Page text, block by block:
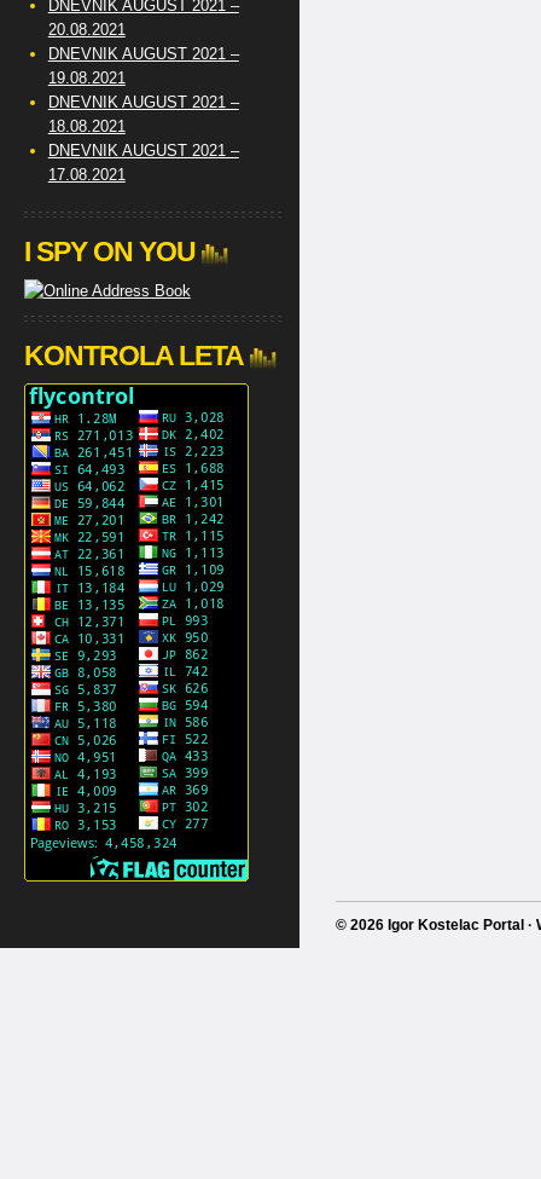
DNEVNIK AUGUST 2021 –
20.08.2021
DNEVNIK AUGUST 2021 –
19.08.2021
DNEVNIK AUGUST 2021 –
18.08.2021
DNEVNIK AUGUST 2021 –
17.08.2021
I SPY ON YOU
KONTROLA LETA
© 2026 Igor Kostelac Portal